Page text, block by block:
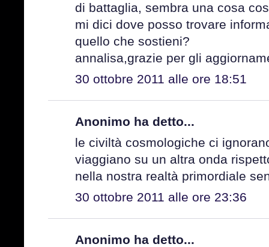
di battaglia, sembra una cosa
mi dici dove posso trovare
quello che sostieni?
annalisa,grazie per gli
30 ottobre 2011 alle ore 18:51
Anonimo ha detto...
le civiltà cosmologiche ci
viaggiano su un altra onda
nella nostra realtà primordiale
30 ottobre 2011 alle ore 23:36
Anonimo ha detto...